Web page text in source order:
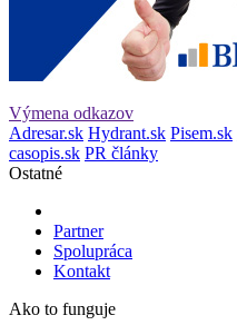
Výmena odkazov
Adresar.sk Hydrant.sk Pisem.sk
casopis.sk PR články
Ostatné
Partner
Spolupráca
Kontakt
Ako to funguje